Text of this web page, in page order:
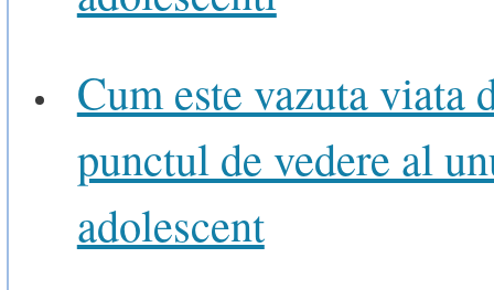
Cum este vazuta viata
punctul de vedere al
adolescent